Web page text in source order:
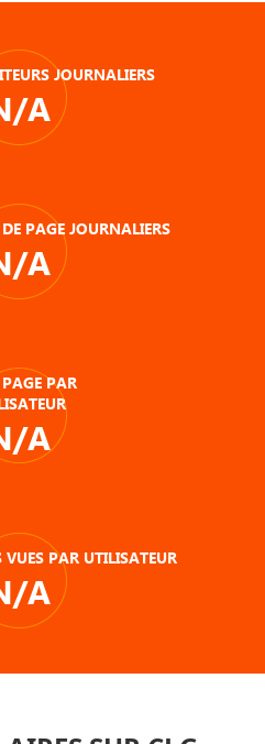
JOURNALIERS
A
PAGE JOURNALIERS
A
PAR
A
PAR UTILISATEUR
A